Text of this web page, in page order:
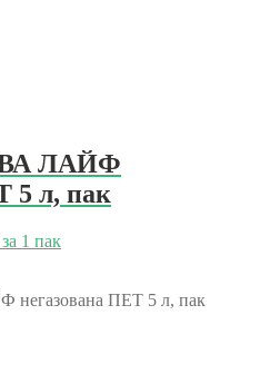
ЛАЙФ
5 л, пак
за 1 пак
ПЕТ 5 л, пак